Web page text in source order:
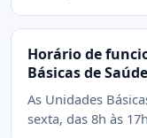
Horário de
Básicas de Saúde
As Unidades
sexta, das 8h às